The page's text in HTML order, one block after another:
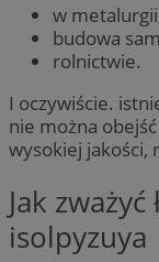
w
budowa
rolnictwie.
I oczywiście.
nie można
wysokiej jakości,
Jak
isolpyzuya